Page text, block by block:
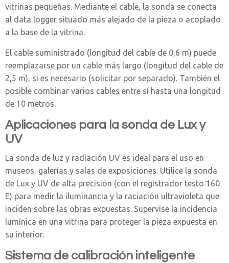
vitrinas pequeñas. Mediante el cable, la sonda se conecta
al data logger situado más alejado de la pieza o acoplado
a la base de la vitrina.
El cable suministrado (longitud del cable de 0,6 m) puede
reemplazarse por un cable más largo (longitud del cable de
2,5 m), si es necesario (solicitar por separado). También el
posible combinar varios cables entre sí hasta una longitud
de 10 metros.
Aplicaciones para la sonda de Lux y
UV
La sonda de luz y radiación UV es ideal para el uso en
museos, galerías y salas de exposiciones. Utilice la sonda
de Lux y UV de alta precisión (con el registrador testo 160
E) para medir la iluminancia y la raciación ultravioleta que
inciden sobre las obras expuestas. Supervise la incidencia
lumínica en una vitrina para proteger la pieza expuesta en
su interior.
Sistema de calibración inteligente